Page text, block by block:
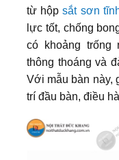
từ hộpsắt sơn
lực tốt, chống
có khoảng
thông thoáng và
Với mẫu bàn này,
trí đầu bàn, điều